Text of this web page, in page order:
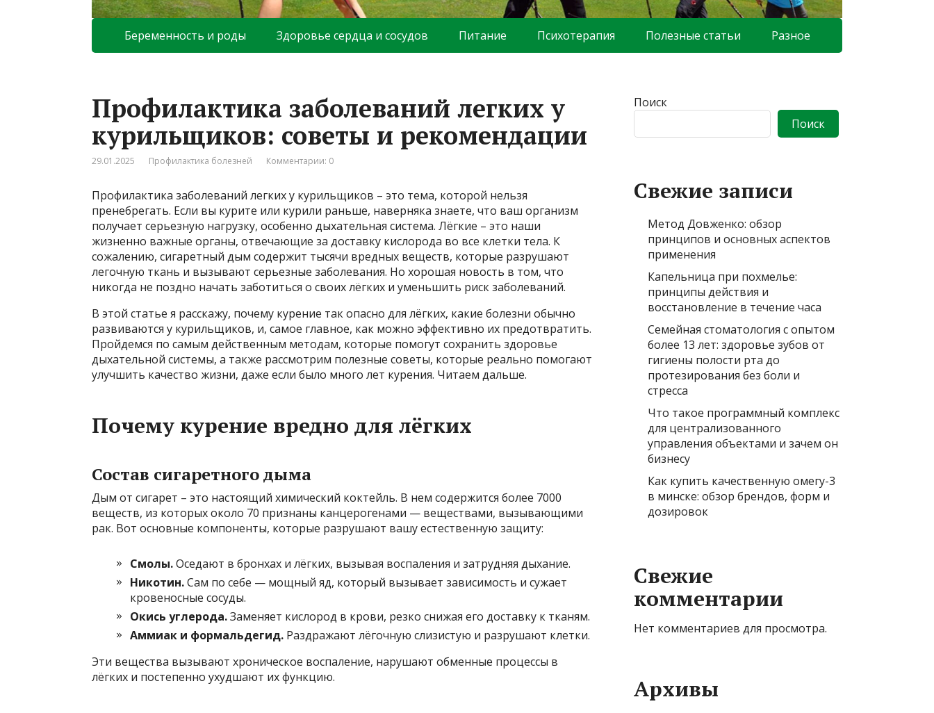
Беременность и роды Здоровье сердца и сосудов Питание Психотерапия Полезные статьи Разное
Профилактика заболеваний легких у
курильщиков: советы и рекомендации
29.01.2025 Профилактика болезней Комментарии: 0
Профилактика заболеваний легких у курильщиков – это тема, которой нельзя
пренебрегать. Если вы курите или курили раньше, наверняка знаете, что ваш организм
получает серьезную нагрузку, особенно дыхательная система. Лёгкие – это наши
жизненно важные органы, отвечающие за доставку кислорода во все клетки тела. К
сожалению, сигаретный дым содержит тысячи вредных веществ, которые разрушают
легочную ткань и вызывают серьезные заболевания. Но хорошая новость в том, что
никогда не поздно начать заботиться о своих лёгких и уменьшить риск заболеваний.
В этой статье я расскажу, почему курение так опасно для лёгких, какие болезни обычно
развиваются у курильщиков, и, самое главное, как можно эффективно их предотвратить.
Пройдемся по самым действенным методам, которые помогут сохранить здоровье
дыхательной системы, а также рассмотрим полезные советы, которые реально помогают
улучшить качество жизни, даже если было много лет курения. Читаем дальше.
Почему курение вредно для лёгких
Состав сигаретного дыма
Дым от сигарет – это настоящий химический коктейль. В нем содержится более 7000
веществ, из которых около 70 признаны канцерогенами — веществами, вызывающими
рак. Вот основные компоненты, которые разрушают вашу естественную защиту:
Смолы.Оседают в бронхах и лёгких, вызывая воспаления и затрудняя дыхание.
Никотин.Сам по себе — мощный яд, который вызывает зависимость и сужает
кровеносные сосуды.
Окись углерода.Заменяет кислород в крови, резко снижая его доставку к тканям.
Аммиак и формальдегид. Раздражают лёгочную слизистую и разрушают клетки.
Эти вещества вызывают хроническое воспаление, нарушают обменные процессы в
лёгких и постепенно ухудшают их функцию.
Поиск
Поиск
Свежие записи
Метод Довженко: обзор
принципов и основных аспектов
применения
Капельница при похмелье:
принципы действия и
восстановление в течение часа
Семейная стоматология с опытом
более 13 лет: здоровье зубов от
гигиены полости рта до
протезирования без боли и
стресса
Что такое программный комплекс
для централизованного
управления объектами и зачем он
бизнесу
Как купить качественную омегу-3
в минске: обзор брендов, форм и
дозировок
Свежие
комментарии
Нет комментариев для просмотра.
Архивы